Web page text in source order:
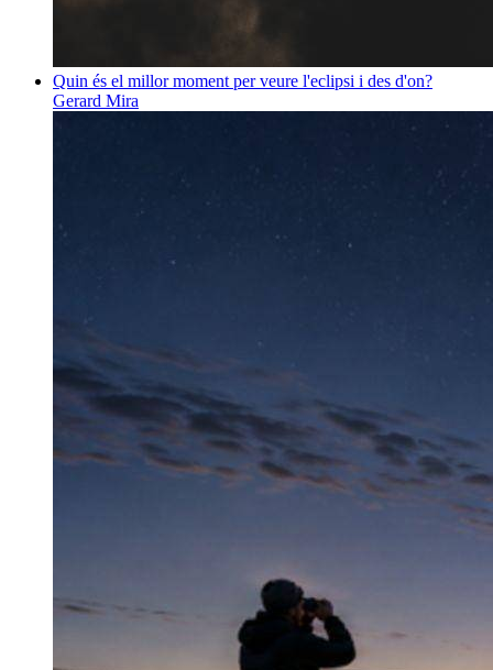
Quin és el millor moment per veure l'eclipsi i des d'on?
Gerard Mira